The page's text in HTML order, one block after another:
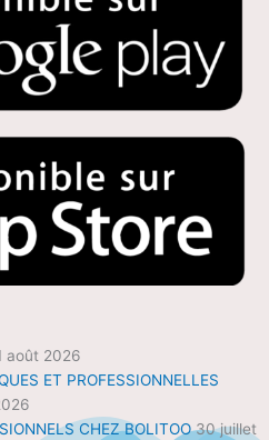
août 2026
ET PROFESSIONNELLES
CHEZ BOLITOO 30 juillet